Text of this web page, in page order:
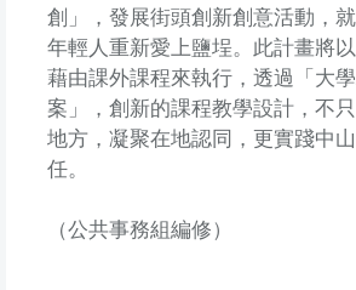
創」，發展街頭創新創意活動，就
年輕人重新愛上鹽埕。此計畫將
藉由課外課程來執行，透過「大
案」，創新的課程教學設計，不
地方，凝聚在地認同，更實踐中
任。
（公共事務組編修）